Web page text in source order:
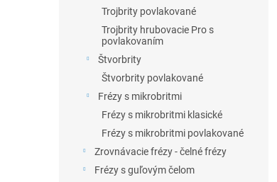
Trojbrity povlakované
Trojbrity hrubovacie Pro s
povlakovaním
Štvorbrity
Štvorbrity povlakované
Frézy s mikrobritmi
Frézy s mikrobritmi klasické
Frézy s mikrobritmi povlakované
Zrovnávacie frézy - čelné frézy
Frézy s guľovým čelom